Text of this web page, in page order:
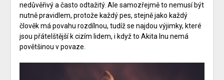
nedůvěřivý a často odtažitý. Ale samozřejmě to nemusí být
nutně pravidlem, protože každý pes, stejně jako každý
člověk má povahu rozdílnou, tudíž se najdou výjimky, které
jsou přátelštější k cizím lidem, i když to Akita Inu nemá
povětšinou v povaze.